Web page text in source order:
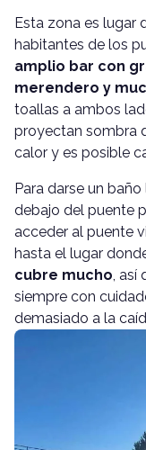
Esta zona es lugar
habitantes de los
amplio bar con
merendero y
toallas a ambos
proyectan sombra
calor y es posible
Para darse un
debajo del puente
acceder al puente
hasta el lugar
cubre mucho, así
siempre con
demasiado a la